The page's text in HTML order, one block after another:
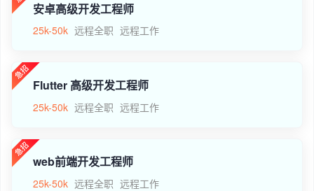
安卓高级开发工程师
25k-50k 远程全职 远程工作
Flutter 高级开发工程师
25k-50k 远程全职 远程工作
web前端开发工程师
25k-50k 远程全职 远程工作